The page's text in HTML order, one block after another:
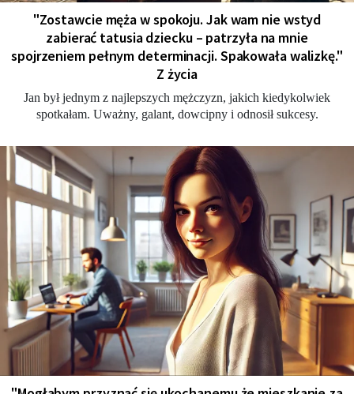
"Zostawcie męża w spokoju. Jak wam nie wstyd
zabierać tatusia dziecku – patrzyła na mnie
spojrzeniem pełnym determinacji. Spakowała walizkę."
Z życia
Jan był jednym z najlepszych mężczyzn, jakich kiedykolwiek
spotkałam. Uważny, galant, dowcipny i odnosił sukcesy.